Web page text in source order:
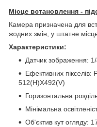
Місце встановлення -
Камера призначена для
жодних змін, у штатне
Характеристики:
Датчик зображення:
Ефективних
512(H)X492(V)
Горизонтальна
Мінімальна
Об'єктив кут огляду: